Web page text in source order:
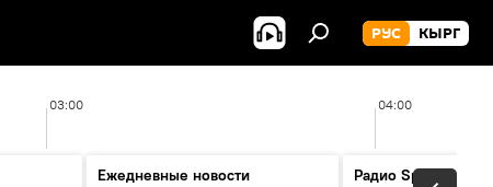
РУС КЫРГ
03:00 04:00
Ежедневные новости
Радио Sputnik